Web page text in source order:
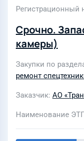
Регистрационный
Срочно.
камеры)
Закупки по
ремонт
Заказчик АО
Наименование